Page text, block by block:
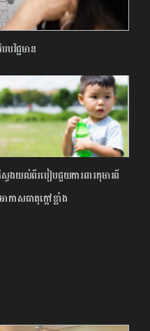
វិជ្ជមាន
វែងយល់ពីរបៀបជួយការពារកុមារពី
អាកាសធាតុក្តៅខ្លាំង